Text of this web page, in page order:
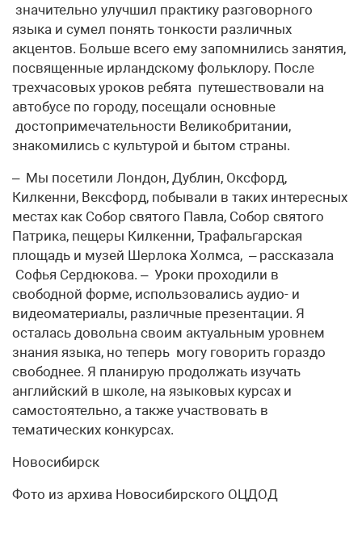
значительно улучшил практику разговорного
языка и сумел понять тонкости различных
акцентов. Больше всего ему запомнились занятия,
посвященные ирландскому фольклору. После
трехчасовых уроков ребята путешествовали на
автобусе по городу, посещали основные
достопримечательности Великобритании,
знакомились с культурой и бытом страны.
– Мы посетили Лондон, Дублин, Оксфорд,
Килкенни, Вексфорд, побывали в таких интересных
местах как Собор святого Павла, Собор святого
Патрика, пещеры Килкенни, Трафальгарская
площадь и музей Шерлока Холмса, – рассказала
Софья Сердюкова. – Уроки проходили в
свободной форме, использовались аудио- и
видеоматериалы, различные презентации. Я
осталась довольна своим актуальным уровнем
знания языка, но теперь могу говорить гораздо
свободнее. Я планирую продолжать изучать
английский в школе, на языковых курсах и
самостоятельно, а также участвовать в
тематических конкурсах.
Новосибирск
Фото из архива Новосибирского ОЦДОД